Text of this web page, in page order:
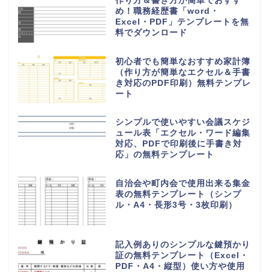
め！職務経歴書「word・
Excel・PDF」テンプレートを無
料でダウンロード
初心者でも簡単なおすすめ家計簿
（作り方が簡単なエクセル＆手書
き対応のPDF印刷）無料テンプレ
ート
シンプルで使いやすい会議スケジ
ュール表「エクセル・ワード編集
対応、PDFで印刷後に手書き対
応」の無料テンプレート
自治会や町内会で使用出来る集金
表の無料テンプレート（シンプ
ル・A4・長形3号・3枚印刷）
記入例ありのシンプルな鍵預かり
証の無料テンプレート（Excel・
PDF・A4・縦型）使い方や使用